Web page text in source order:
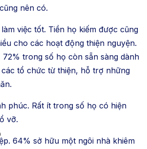
nên có.
việc tốt. Tiền họ kiếm được cũng
cho các hoạt động thiện nguyện.
72% trong số họ còn sẵn sàng dành
tổ chức từ thiện, hỗ trợ những
phúc. Rất ít trong số họ có hiện
vỡ.
64% sở hữu một ngôi nhà khiêm